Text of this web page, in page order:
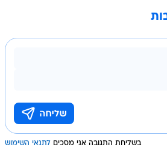
בשליחת התגובה אני מסכים לתנאי השימוש